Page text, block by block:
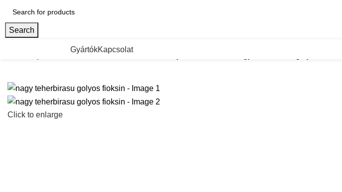
Search
GyártókKapcsolat
Fiokcsuszok es femoldalas fiokok
Click to enlarge